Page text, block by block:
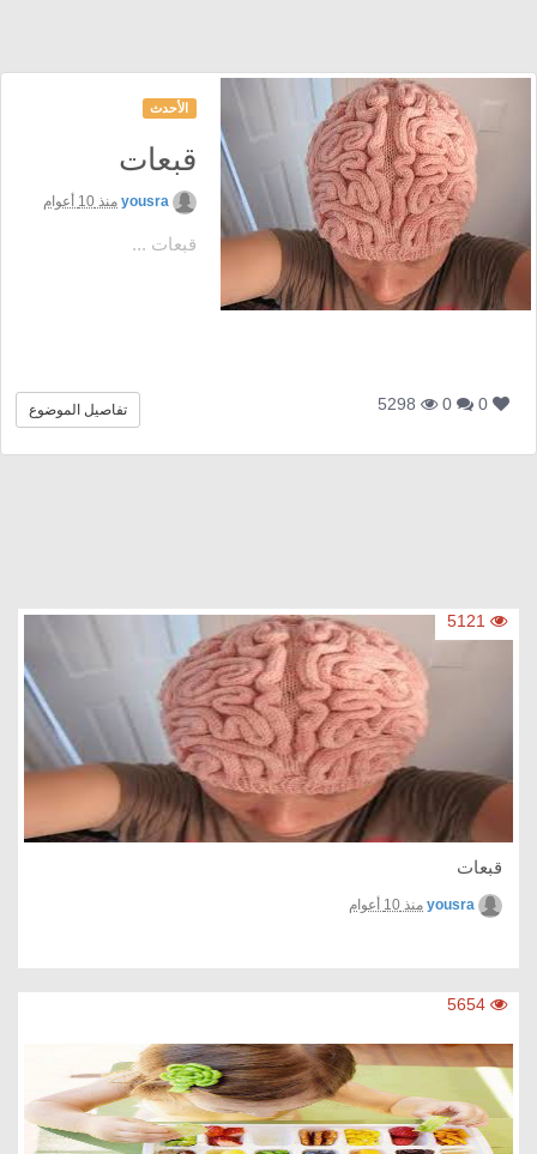
الأحدث
قبعات
yousra منذ 10 أعوام
قبعات ...
0
0
5298 تفاصيل الموضوع
5121
قبعات
yousra منذ 10 أعوام
5654